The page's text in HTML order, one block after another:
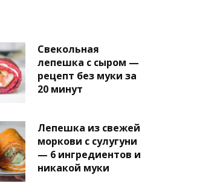
Свекольная
лепешка с сыром —
рецепт без муки за
20 минут
Лепешка из свежей
моркови с сулугуни
— 6 ингредиентов и
никакой муки